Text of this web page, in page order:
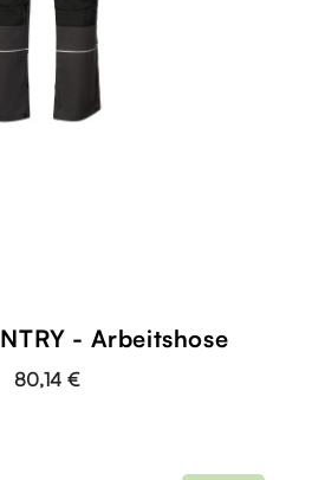
- Arbeitshose
80,14 €